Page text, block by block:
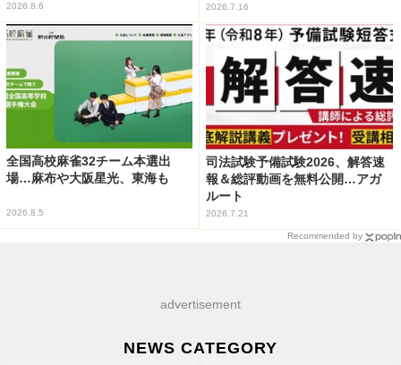
2026.8.6 2026.7.16
全国高校麻雀32チーム本選出
場…麻布や大阪星光、東海も
2026.8.5
司法試験予備試験2026、解答速
報＆総評動画を無料公開…アガ
ルート
2026.7.21
Recommended by
advertisement
NEWS CATEGORY